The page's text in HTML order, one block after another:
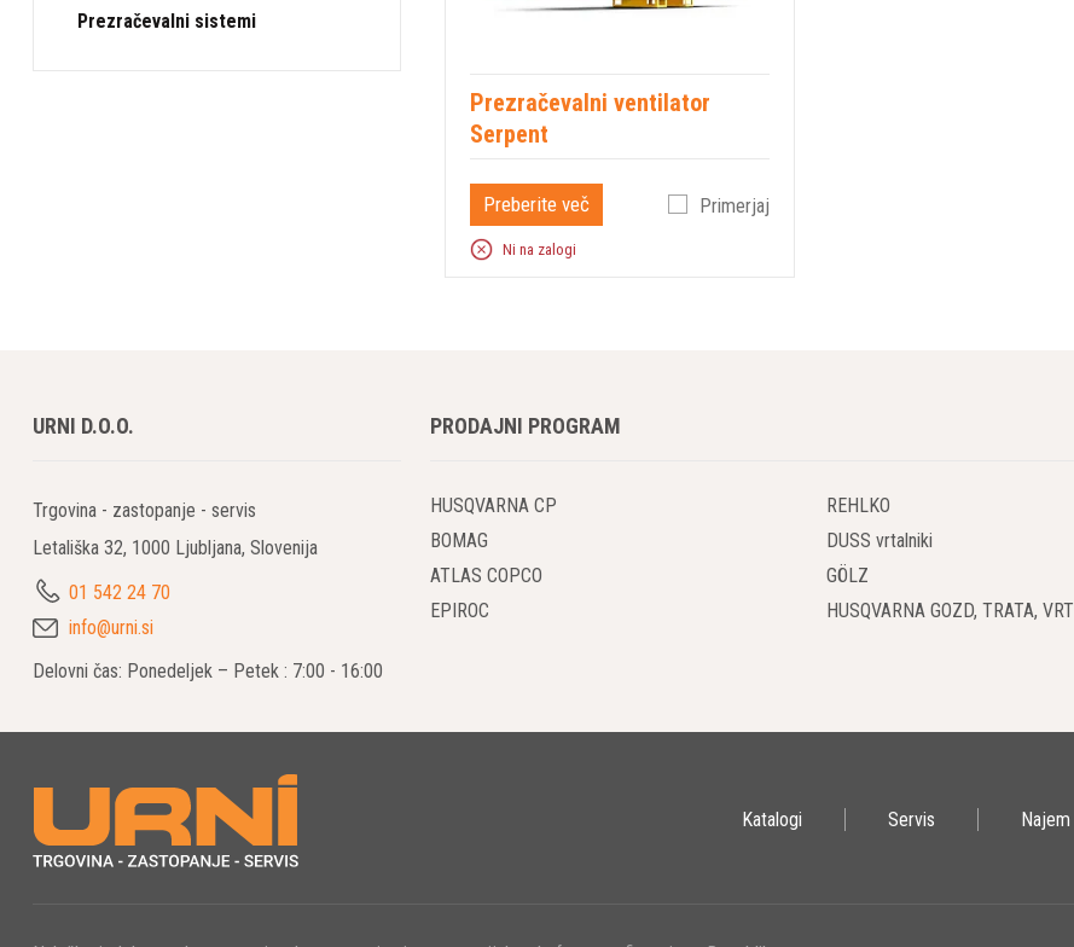
Prezračevalni sistemi
Prezračevalni ventilator
Serpent
Preberite več Primerjaj
Ni na zalogi
URNI D.O.O.
Trgovina - zastopanje - servis
Letališka 32, 1000 Ljubljana, Slovenija
01 542 24 70
info@urni.si
Delovni čas: Ponedeljek – Petek : 7:00 - 16:00
PRODAJNI PROGRAM
HUSQVARNA CP
BOMAG
ATLAS COPCO
EPIROC
REHLKO
DUSS vrtalniki
GÖLZ
HUSQVARNA GOZD, TRATA, VRT
Katalogi Servis Najem